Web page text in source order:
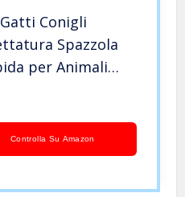
Conigli
Spazzola
per Animali
Pettine
del 95%
Controlla Su Amazon